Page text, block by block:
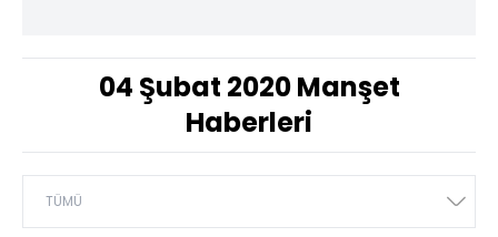
04 Şubat 2020 Manşet
Haberleri